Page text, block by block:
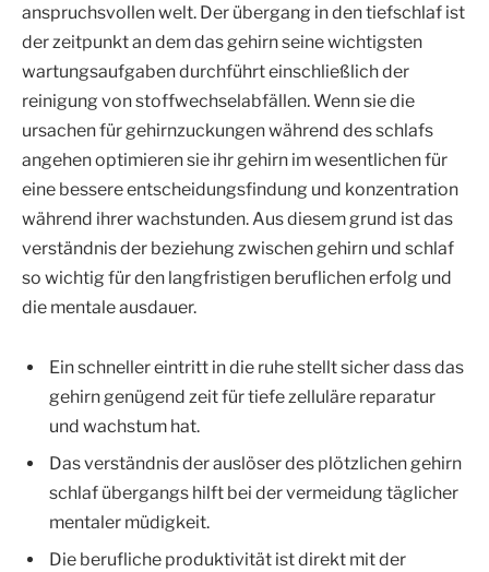
anspruchsvollen welt. Der übergang in den tiefschlaf ist
der zeitpunkt an dem das gehirn seine wichtigsten
wartungsaufgaben durchführt einschließlich der
reinigung von stoffwechselabfällen. Wenn sie die
ursachen für gehirnzuckungen während des schlafs
angehen optimieren sie ihr gehirn im wesentlichen für
eine bessere entscheidungsfindung und konzentration
während ihrer wachstunden. Aus diesem grund ist das
verständnis der beziehung zwischen gehirn und schlaf
so wichtig für den langfristigen beruflichen erfolg und
die mentale ausdauer.
Ein schneller eintritt in die ruhe stellt sicher dass das
gehirn genügend zeit für tiefe zelluläre reparatur
und wachstum hat.
Das verständnis der auslöser des plötzlichen gehirn
schlaf übergangs hilft bei der vermeidung täglicher
mentaler müdigkeit.
Die berufliche produktivität ist direkt mit der